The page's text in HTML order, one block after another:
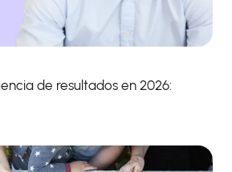
de resultados en 2026: